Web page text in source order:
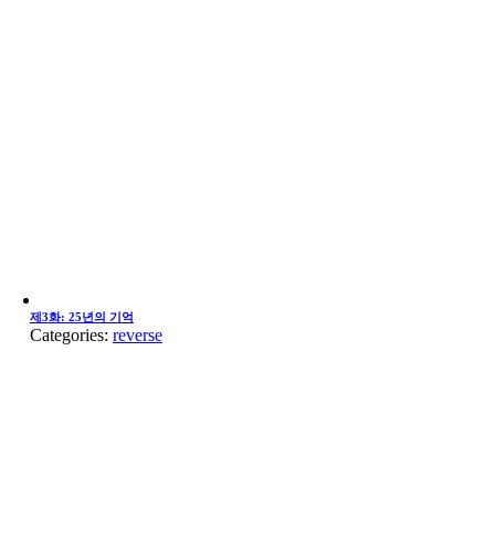
제3화: 25년의 기억
Categories: reverse